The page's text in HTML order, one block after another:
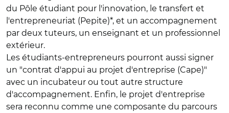
du Pôle étudiant pour l'innovation, le transfert et
l'entrepreneuriat (Pepite)*, et un accompagnement
par deux tuteurs, un enseignant et un professionnel
extérieur.
Les étudiants-entrepreneurs pourront aussi signer
un "contrat d'appui au projet d'entreprise (Cape)"
avec un incubateur ou tout autre structure
d'accompagnement. Enfin, le projet d'entreprise
sera reconnu comme une composante du parcours